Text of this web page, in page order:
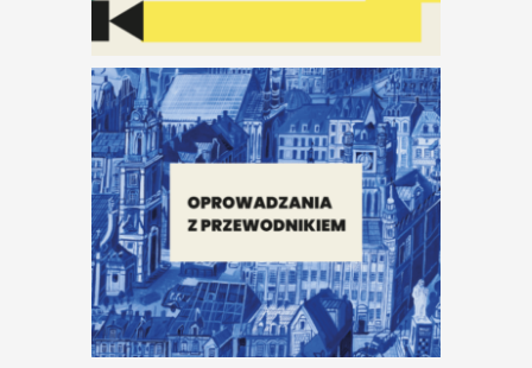
Dotyk Rzeźby.
Warsztaty
rzeźbiarskie dla
dorosłych